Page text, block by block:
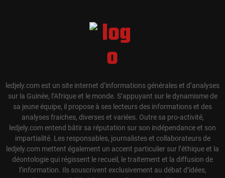
ledjely.com est un site internet d’informations générales et d’analyses
sur la Guinée, l’Afrique et le monde. S’appuyant sur le dynamisme de
sa jeune équipe, il propose à ses lecteurs des informations et des
analyses fraiches, diverses et variées. Outre sa pro-activité,
ledjely.com entend bâtir sa réputation sur son indépendance et son
impartialité. Les responsables, journalistes et collaborateurs de
ledjely.com mettent également un accent particulier sur l’éthique et la
déontologie qui régissent le recueil, le traitement et la diffusion de
l’information. Ils souscrivent exclusivement au débat d’idées,